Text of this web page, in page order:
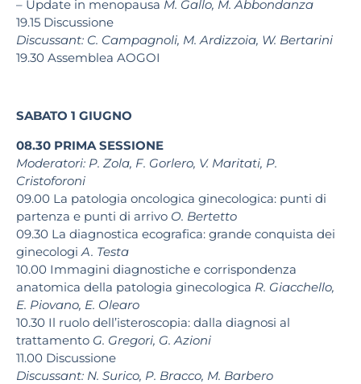
– Update in menopausa M. Gallo, M. Abbondanza
19.15 Discussione
Discussant: C. Campagnoli, M. Ardizzoia, W. Bertarini
19.30 Assemblea AOGOI
SABATO 1 GIUGNO
08.30 PRIMA SESSIONE
Moderatori: P. Zola, F. Gorlero, V. Maritati, P.
Cristoforoni
09.00 La patologia oncologica ginecologica: punti di
partenza e punti di arrivo O. Bertetto
09.30 La diagnostica ecografica: grande conquista dei
ginecologiA. Testa
10.00 Immagini diagnostiche e corrispondenza
anatomica della patologia ginecologica R. Giacchello,
E. Piovano, E. Olearo
10.30 Il ruolo dell’isteroscopia: dalla diagnosi al
trattamento G. Gregori, G. Azioni
11.00 Discussione
Discussant: N. Surico, P. Bracco, M. Barbero